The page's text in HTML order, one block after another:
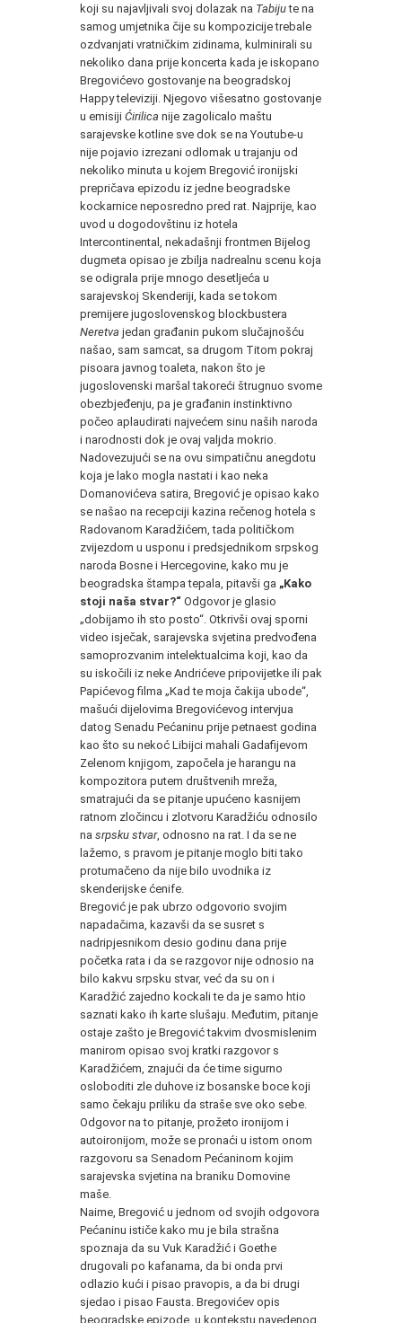
koji su najavljivali svoj dolazak na Tabijute na
samog umjetnika čije su kompozicije trebale
ozdvanjati vratničkim zidinama, kulminirali su
nekoliko dana prije koncerta kada je iskopano
Bregovićevo gostovanje na beogradskoj
Happy televiziji. Njegovo višesatno gostovanje
u emisiji Ćirilica nije zagolicalo maštu
sarajevske kotline sve dok se na Youtube-u
nije pojavio izrezani odlomak u trajanju od
nekoliko minuta u kojem Bregović ironijski
prepričava epizodu iz jedne beogradske
kockarnice neposredno pred rat. Najprije, kao
uvod u dogodovštinu iz hotela
Intercontinental, nekadašnji frontmen Bijelog
dugmeta opisao je zbilja nadrealnu scenu koja
se odigrala prije mnogo desetljeća u
sarajevskoj Skenderiji, kada se tokom
premijere jugoslovenskog blockbustera
Neretva jedan građanin pukom slučajnošću
našao, sam samcat, sa drugom Titom pokraj
pisoara javnog toaleta, nakon što je
jugoslovenski maršal takoreći štrugnuo svome
obezbjeđenju, pa je građanin instinktivno
počeo aplaudirati najvećem sinu naših naroda
i narodnosti dok je ovaj valjda mokrio.
Nadovezujući se na ovu simpatičnu anegdotu
koja je lako mogla nastati i kao neka
Domanovićeva satira, Bregović je opisao kako
se našao na recepciji kazina rečenog hotela s
Radovanom Karadžićem, tada političkom
zvijezdom u usponu i predsjednikom srpskog
naroda Bosne i Hercegovine, kako mu je
beogradska štampa tepala, pitavši ga „Kako
stoji naša stvar?“ Odgovor je glasio
„dobijamo ih sto posto“. Otkrivši ovaj sporni
video isječak, sarajevska svjetina predvođena
samoprozvanim intelektualcima koji, kao da
su iskočili iz neke Andrićeve pripovijetke ili pak
Papićevog filma „Kad te moja čakija ubode“,
mašući dijelovima Bregovićevog intervjua
datog Senadu Pećaninu prije petnaest godina
kao što su nekoć Libijci mahali Gadafijevom
Zelenom knjigom, započela je harangu na
kompozitora putem društvenih mreža,
smatrajući da se pitanje upućeno kasnijem
ratnom zločincu i zlotvoru Karadžiću odnosilo
na srpsku stvar, odnosno na rat. I da se ne
lažemo, s pravom je pitanje moglo biti tako
protumačeno da nije bilo uvodnika iz
skenderijske ćenife.
Bregović je pak ubrzo odgovorio svojim
napadačima, kazavši da se susret s
nadripjesnikom desio godinu dana prije
početka rata i da se razgovor nije odnosio na
bilo kakvu srpsku stvar, već da su on i
Karadžić zajedno kockali te da je samo htio
saznati kako ih karte slušaju. Međutim, pitanje
ostaje zašto je Bregović takvim dvosmislenim
manirom opisao svoj kratki razgovor s
Karadžićem, znajući da će time sigurno
osloboditi zle duhove iz bosanske boce koji
samo čekaju priliku da straše sve oko sebe.
Odgovor na to pitanje, prožeto ironijom i
autoironijom, može se pronaći u istom onom
razgovoru sa Senadom Pećaninom kojim
sarajevska svjetina na braniku Domovine
maše.
Naime, Bregović u jednom od svojih odgovora
Pećaninu ističe kako mu je bila strašna
spoznaja da su Vuk Karadžić i Goethe
drugovali po kafanama, da bi onda prvi
odlazio kući i pisao pravopis, a da bi drugi
sjedao i pisao Fausta. Bregovićev opis
beogradske epizode, u kontekstu navedenog,